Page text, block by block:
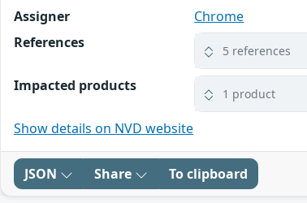
Assigner
Chrome
References
5 references
Impacted products 1 product
Show details on NVD website
JSON Share To clipboard